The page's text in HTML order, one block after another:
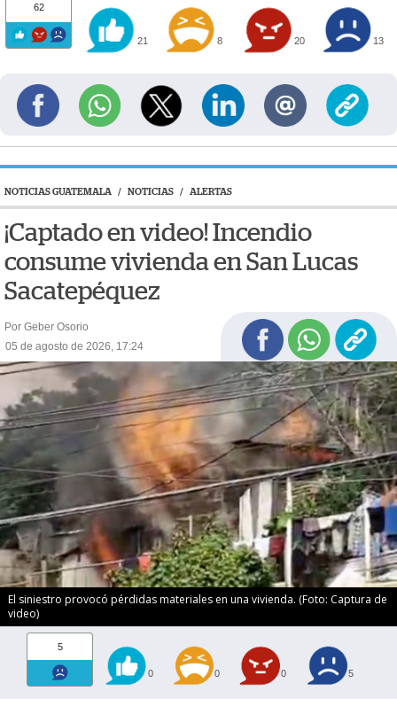
62
21 8 20 13
NOTICIAS GUATEMALA / NOTICIAS / ALERTAS
¡Captado en video! Incendio
consume vivienda en San Lucas
Sacatepéquez
Por Geber Osorio
05 de agosto de 2026, 17:24
El siniestro provocó pérdidas materiales en una vivienda. (Foto: Captura de
video)
5
0 0 0 5